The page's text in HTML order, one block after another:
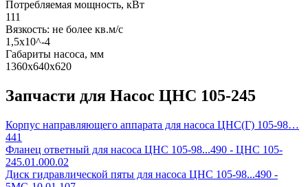
Потребляемая мощность, кВт
111
Вязкость: не более кв.м/с
1,5х10^-4
Габариты насоса, мм
1360х640х620
Запчасти для Насос ЦНС 105-245
Корпус направляющего аппарата для насоса ЦНС(Г) 105-98…
441
Фланец ответный для насоса ЦНС 105-98...490 - ЦНС 105-
245.01.000.02
Диск гидравлической пяты для насоса ЦНС 105-98...490 -